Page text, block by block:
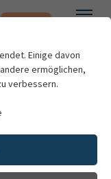
Notfall
Einige davon
ermöglichen,
verbessern.